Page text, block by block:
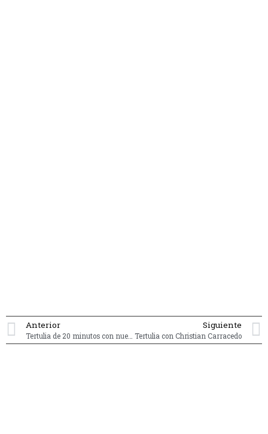
Anterior Siguiente
Tertulia con Christian Carracedo